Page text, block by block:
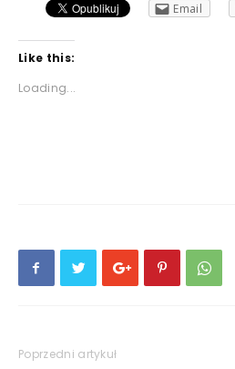
Email
Like this:
Loading...
Poprzedni artykuł